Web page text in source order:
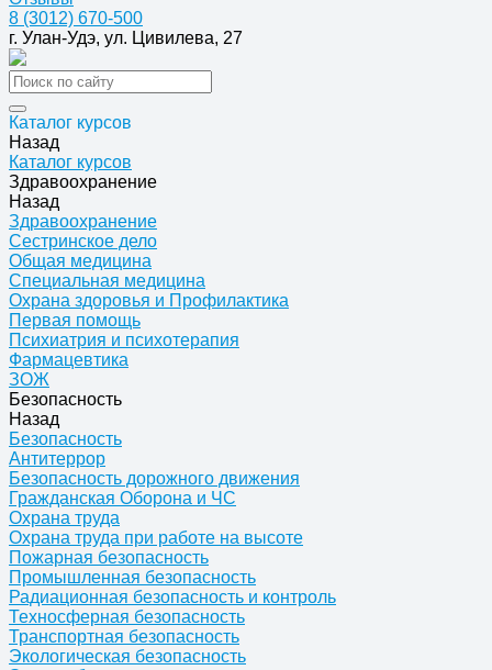
8 (3012) 670-500
г. Улан-Удэ, ул. Цивилева, 27
Каталог курсов
Назад
Каталог курсов
Здравоохранение
Назад
Здравоохранение
Сестринское дело
Общая медицина
Специальная медицина
Охрана здоровья и Профилактика
Первая помощь
Психиатрия и психотерапия
Фармацевтика
ЗОЖ
Безопасность
Назад
Безопасность
Антитеррор
Безопасность дорожного движения
Гражданская Оборона и ЧС
Охрана труда
Охрана труда при работе на высоте
Пожарная безопасность
Промышленная безопасность
Радиационная безопасность и контроль
Техносферная безопасность
Транспортная безопасность
Экологическая безопасность